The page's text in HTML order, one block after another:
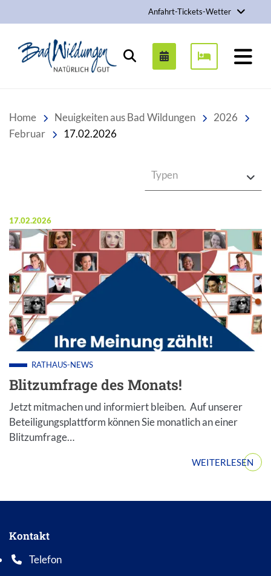
Anfahrt-Tickets-Wetter
Stadt Bad Wildungen
Suchen
Home Neuigkeiten aus Bad Wildungen
2026
Februar
17.02.2026
Typen
Veröffentlicht am:
17.02.2026
Blitzumfrage des Monats!
RATHAUS-NEWS
Jetzt mitmachen und informiert bleiben. Auf unserer
Beteiligungsplattform können Sie monatlich an einer
Blitzumfrage…
WEITERLESEN
Kontakt
Telefon
Telefonnummer: 0 5 6 2 1 7 0 1 0